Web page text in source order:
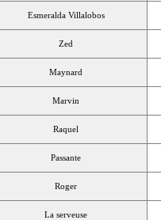
Esmeralda Villalobos
Zed
Maynard
Marvin
Raquel
Passante
Roger
La serveuse